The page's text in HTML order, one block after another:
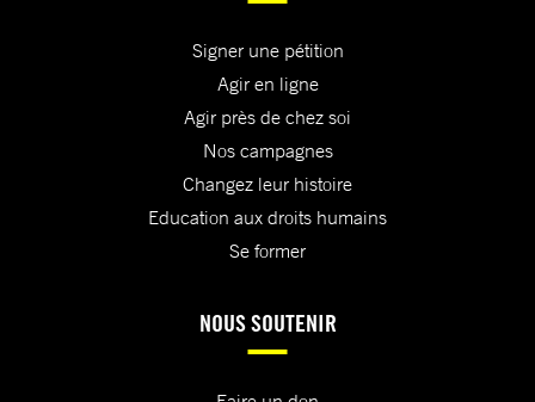
Signer une pétition
Agir en ligne
Agir près de chez soi
Nos campagnes
Changez leur histoire
Education aux droits humains
Se former
NOUS SOUTENIR